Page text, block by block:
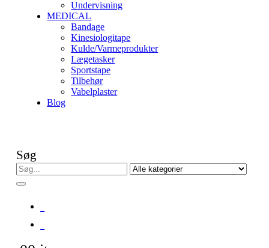
Undervisning
MEDICAL
Bandage
Kinesiologitape
Kulde/Varmeprodukter
Lægetasker
Sportstape
Tilbehør
Vabelplaster
Blog
Søg